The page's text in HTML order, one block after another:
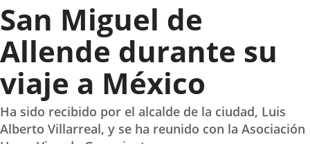
San Miguel de
Allende durante su
viaje a México
Ha sido recibido por el alcalde de la ciudad, Luis
Alberto Villarreal, y se ha reunido con la Asociación